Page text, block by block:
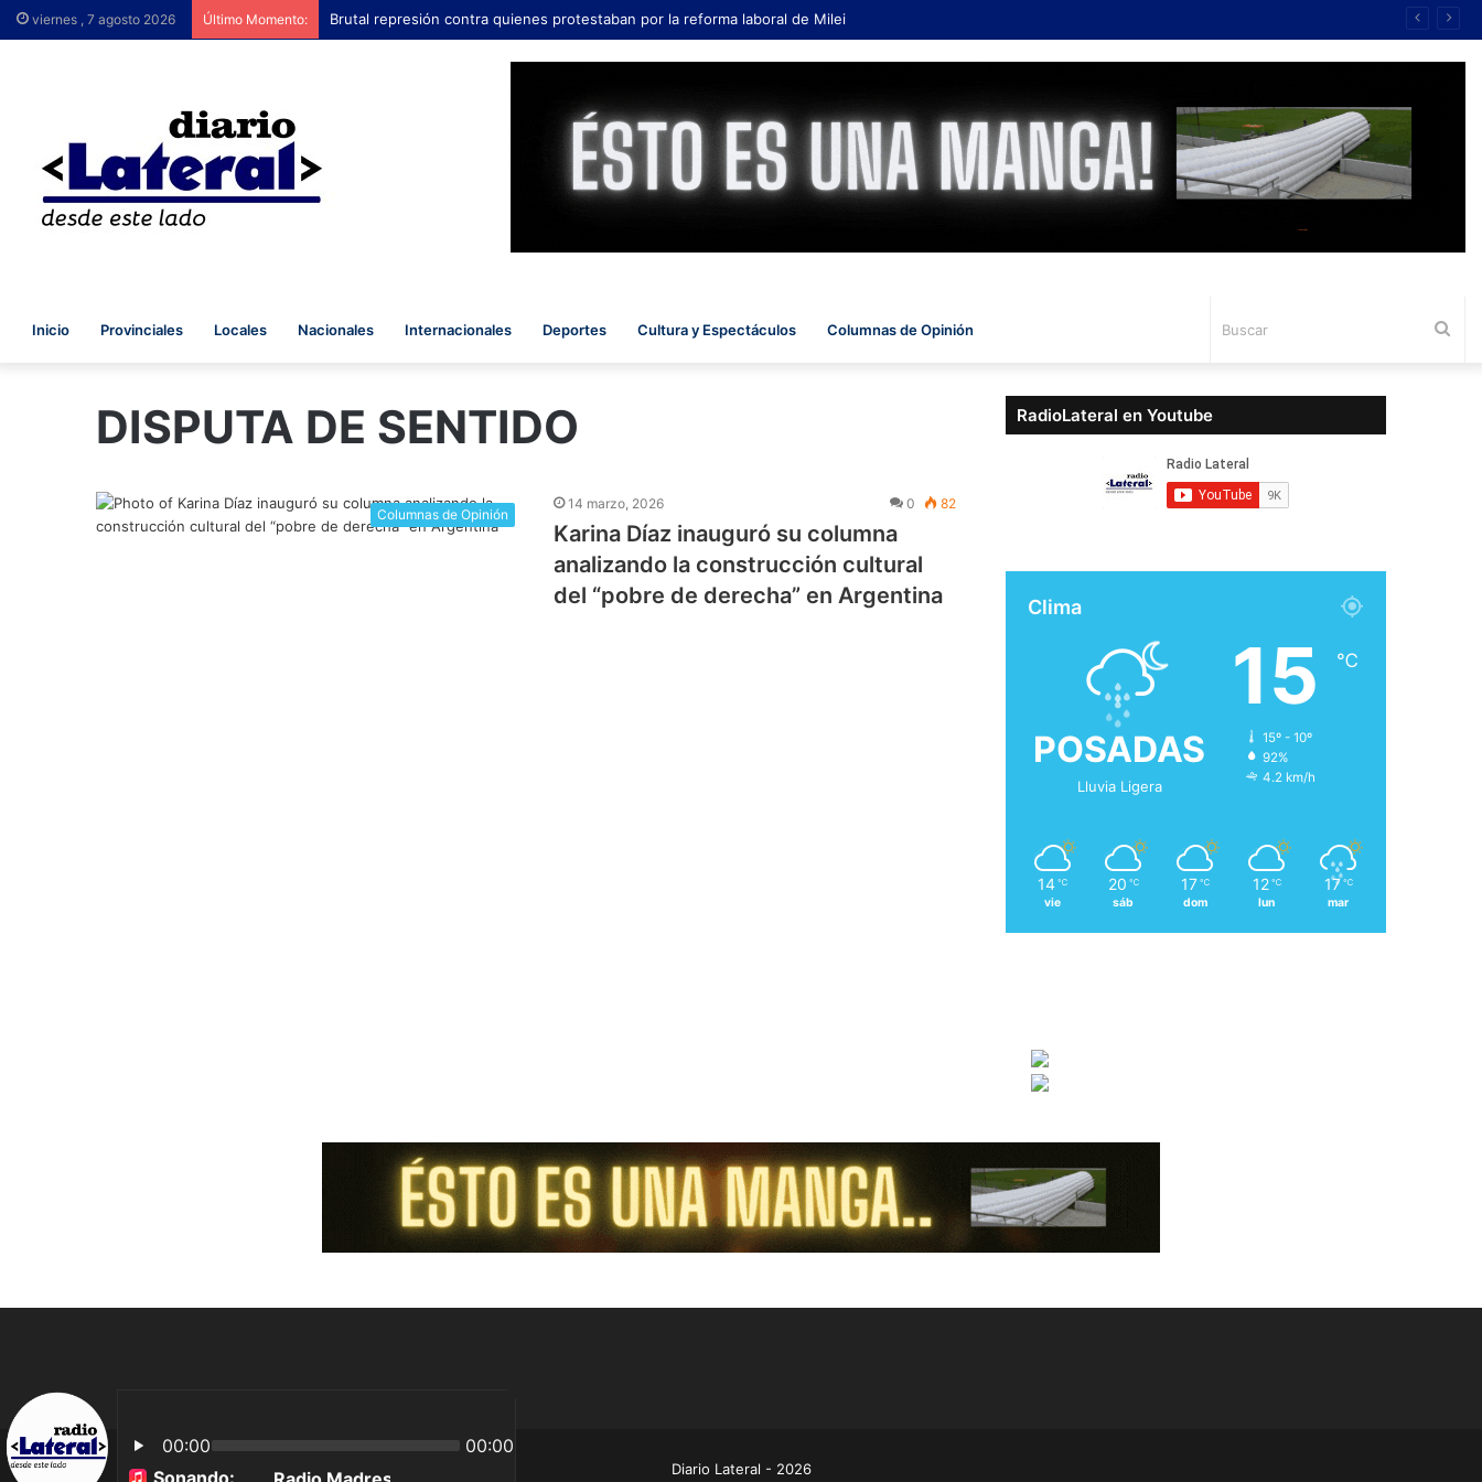
viernes , 7 agosto 2026 Último Momento: Brutal represión contra quienes protestaban por la reforma laboral de Milei
Inicio Provinciales Locales Nacionales Internacionales Deportes Cultura y Espectáculos Columnas de Opinión
DISPUTA DE SENTIDO
Columnas de Opinión
14 marzo, 2026 0 82
Karina Díaz inauguró su columna
analizando la construcción cultural
del “pobre de derecha” en Argentina
RadioLateral en Youtube
Clima
POSADAS
Lluvia Ligera
15 ℃
15º - 10º
92%
4.2 km/h
14 ℃
vie
20 ℃
sáb
17 ℃
dom
12 ℃
lun
17 ℃
mar
Diario Lateral - 2026